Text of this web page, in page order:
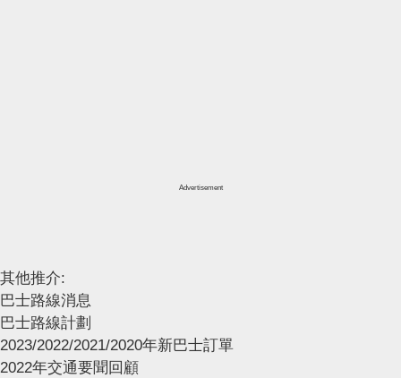
Advertisement
其他推介:
巴士路線消息
巴士路線計劃
2023/2022/2021/2020年新巴士訂單
2022年交通要聞回顧